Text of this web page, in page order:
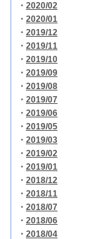
・ 2020/02
・ 2020/01
・ 2019/12
・ 2019/11
・ 2019/10
・ 2019/09
・ 2019/08
・ 2019/07
・ 2019/06
・ 2019/05
・ 2019/03
・ 2019/02
・ 2019/01
・ 2018/12
・ 2018/11
・ 2018/07
・ 2018/06
・ 2018/04